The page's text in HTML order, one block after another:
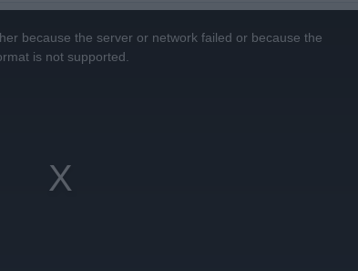
because the server or network failed or because the
is not supported.